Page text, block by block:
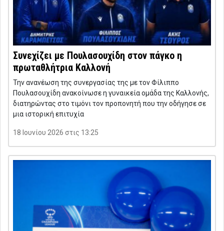
Συνεχίζει με Πουλασουχίδη στον πάγκο η
πρωταθλήτρια Καλλονή
Την ανανέωση της συνεργασίας της με τον Φίλιππο
Πουλασουχίδη ανακοίνωσε η γυναικεία ομάδα της Καλλονής,
διατηρώντας στο τιμόνι τον προπονητή που την οδήγησε σε
μια ιστορική επιτυχία
18 Ιουνίου 2026 στις 13:25